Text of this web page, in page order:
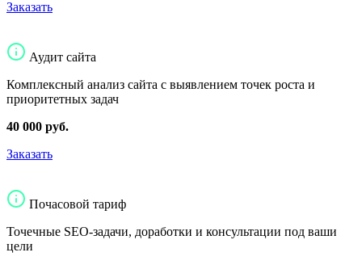
Заказать
Аудит сайта
Комплексный анализ сайта с выявлением точек роста и
приоритетных задач
40 000 руб.
Заказать
Почасовой тариф
Точечные SEO-задачи, доработки и консультации под ваши
цели